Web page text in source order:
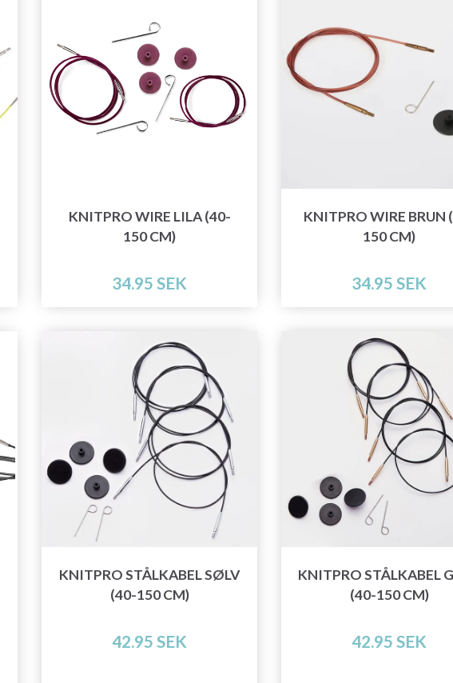
KNITPRO WIRE LILA (40-
150 CM)
34.95 SEK
KNITPRO WIRE BRUN
150 CM)
34.95 SEK
KNITPRO STÅLKABEL SØLV
(40-150 CM)
42.95 SEK
KNITPRO STÅLKABEL
(40-150 CM)
42.95 SEK